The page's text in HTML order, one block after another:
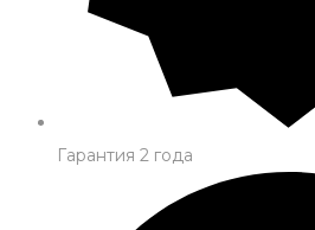
Гарантия 2 года